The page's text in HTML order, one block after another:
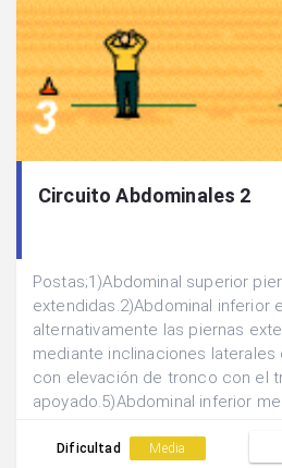
Circuito Abdominales 2
Postas;1)Abdominal superior
extendidas.2)Abdominal inferior
alternativamente las piernas
mediante inclinaciones
con elevación de tronco con el
apoyado.5)Abdominal inferior
suelo.6)Abdominal superior con
Dificultad Media